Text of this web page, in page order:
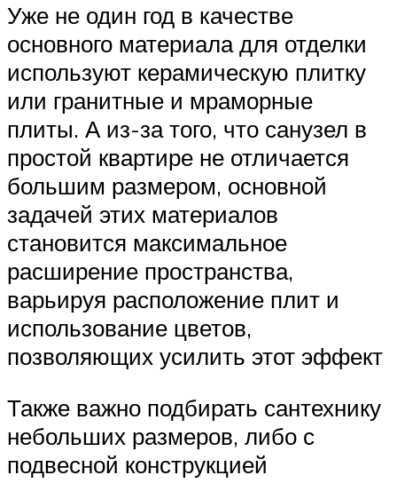
Уже не один год в качестве
основного материала для отделки
используют керамическую плитку
или гранитные и мраморные
плиты. А из-за того, что санузел в
простой квартире не отличается
большим размером, основной
задачей этих материалов
становится максимальное
расширение пространства,
варьируя расположение плит и
использование цветов,
позволяющих усилить этот эффект
Также важно подбирать сантехнику
небольших размеров, либо с
подвесной конструкцией